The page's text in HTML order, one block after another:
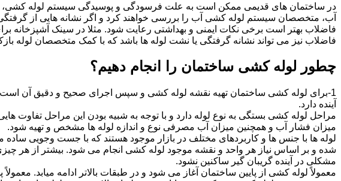
در ساختمان های قدیمی ممکن است به علت فرسودگی و پوسیدگی سیستم لوله
آب، متخصصان سیستم لوله کشی آب را بررسی خواهند کرد و اگر نشانه هایی از
فاضلاب بهتر است برخی نکات ایمنی و بهداشتی رعایت شود. مثلا در سینک آشپزخانه
فاضلاب نیز می تواند نشانه گرفتگی یا نشت لوله ها باشد که با کمک متخصصان لوله
چطور لوله کشی ساختمان را انجام دهیم؟
1-برای لوله کشی ساختمان تهیه نقشه لوله کشی و سپس اجرای صحیح و دقیق آن است.
آینده دارد.
مراحل لوله کشی بستگی به نوع لوله دارد و با توجه به شبیه بودن این مراحل تفاوت هایی
میزان فشار آب و همچنین میزان آب مصرفی نوع و اندازه لوله ها مشخص و تهیه شود.
لوله ها با جنس ها و کاربردهای مختلف در بازار موجود هستند که با جست وجویی ساده
شده و بر اساس نیاز هر واحد و نقشه موجود لوله کشی انجام می شود. بیشتر از هر
مشکلی در آینده گریبان گیر ساکنین نشود.
معمولاً لوله کشی از پایین ساختمان آغاز می شود و در طبقات بالاتر ادامه میابد.